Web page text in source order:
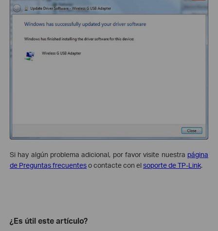
Si hay algún problema adicional, por favor visite nuestra página
de Preguntas frecuenteso contacte con el soporte de TP-Link.
¿Es útil este artículo?